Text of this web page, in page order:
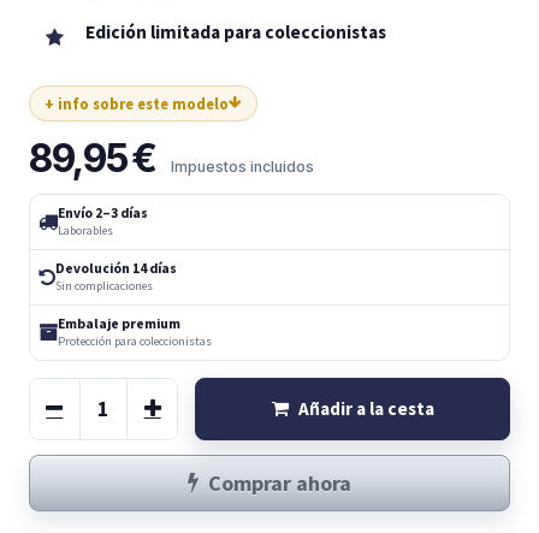
Edición limitada para coleccionistas
+ info sobre este modelo
89,95€ Impuestos incluidos
Envío 2–3 días
Laborables
Devolución 14 días
Sin complicaciones
Embalaje premium
Protección para coleccionistas
Añadir a la cesta
Comprar ahora